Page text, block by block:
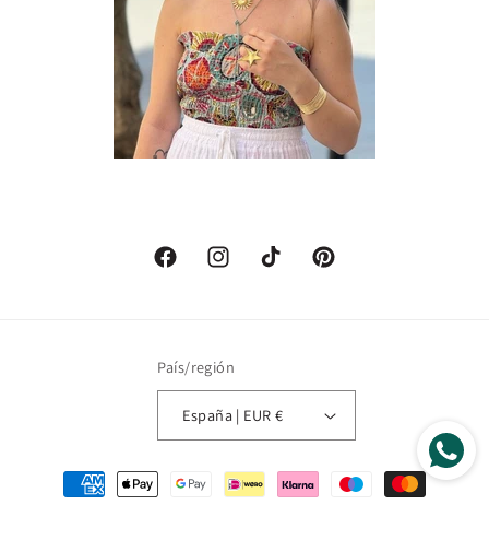
FacebookInstagramTikTok Pinterest
País/región
España | EUR €
Formas